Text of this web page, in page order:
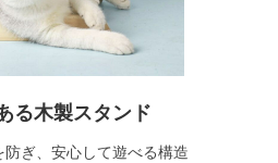
る木製スタンド
ぎ、安心して遊べる構造